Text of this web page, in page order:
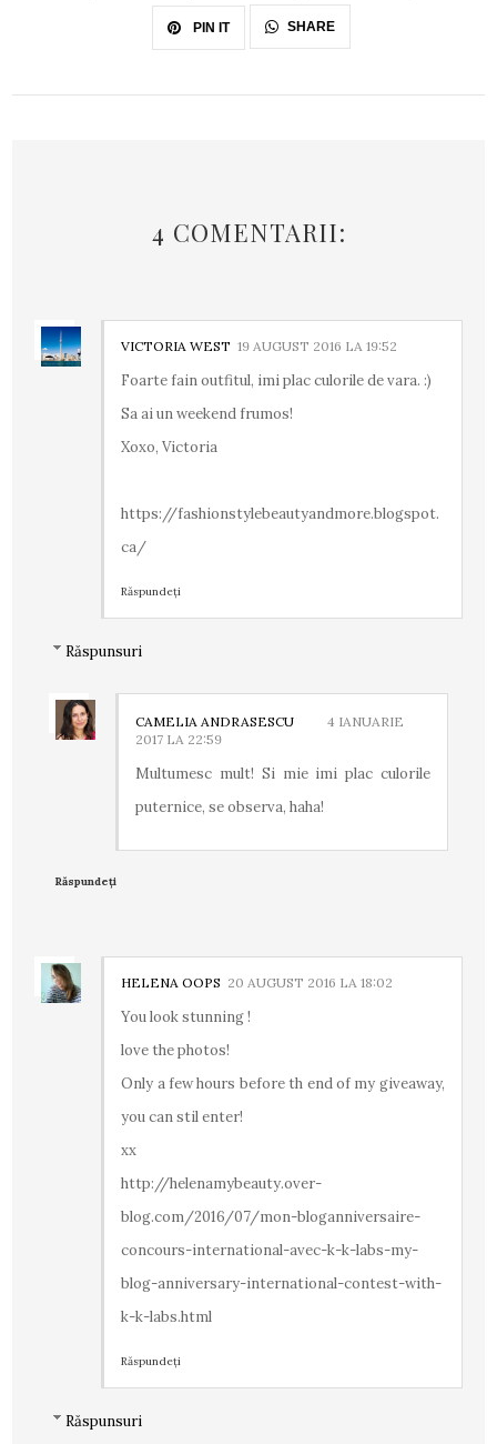
PIN IT SHARE
4 COMENTARII:
VICTORIA WEST 19 AUGUST 2016 LA 19:52
Foarte fain outfitul, imi plac culorile de vara. :)
Sa ai un weekend frumos!
Xoxo, Victoria
https://fashionstylebeautyandmore.blogspot.
ca/
Răspundeți
Răspunsuri
CAMELIA ANDRASESCU
4 IANUARIE
2017 LA 22:59
Multumesc mult! Si mie imi plac culorile
puternice, se observa, haha!
Răspundeți
HELENA OOPS 20 AUGUST 2016 LA 18:02
You look stunning !
love the photos!
Only a few hours before th end of my giveaway,
you can stil enter!
xx
http://helenamybeauty.over-
blog.com/2016/07/mon-bloganniversaire-
concours-international-avec-k-k-labs-my-
blog-anniversary-international-contest-with-
k-k-labs.html
Răspundeți
Răspunsuri